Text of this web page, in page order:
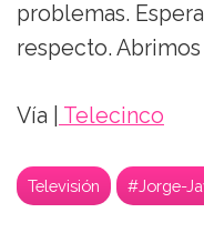
problemas.
respecto.
Vía | Telecinco
Televisión #Jorge-